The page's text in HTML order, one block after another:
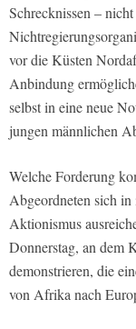
Schrecknissen –
vor die Küsten
Anbindung
selbst in eine neue
jungen männlichen
Welche Forderung
Abgeordneten sich
Aktionismus
Donnerstag, an dem
demonstrieren, die
von Afrika nach